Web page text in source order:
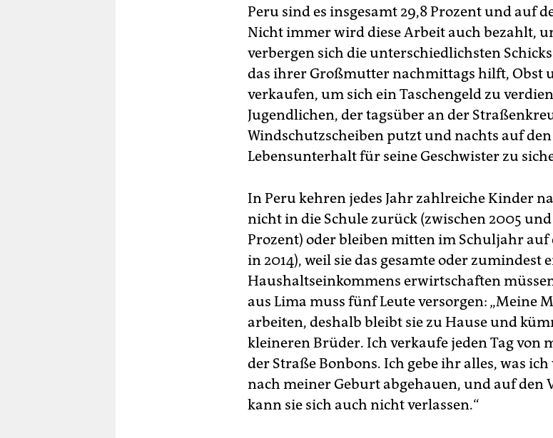
Peru sind es insgesamt 29,8 Prozent und auf
Nicht immer wird diese Arbeit auch bezahlt,
verbergen sich die unterschiedlichsten
das ihrer Großmutter nachmittags hilft, Obst
verkaufen, um sich ein Taschengeld zu
Jugendlichen, der tagsüber an der
Windschutzscheiben putzt und nachts auf
Lebensunterhalt für seine Geschwister zu
In Peru kehren jedes Jahr zahlreiche Kinder
nicht in die Schule zurück (zwischen 2005
Prozent) oder bleiben mitten im Schuljahr auf
in 2014), weil sie das gesamte oder zumindest
Haushaltseinkommens erwirtschaften
aus Lima muss fünf Leute versorgen: „Meine
arbeiten, deshalb bleibt sie zu Hause und
kleineren Brüder. Ich verkaufe jeden Tag von
der Straße Bonbons. Ich gebe ihr alles, was
nach meiner Geburt abgehauen, und auf den
kann sie sich auch nicht verlassen.“